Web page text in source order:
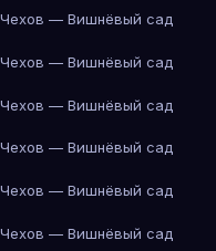
Чехов — Вишнёвый сад
Чехов — Вишнёвый сад
Чехов — Вишнёвый сад
Чехов — Вишнёвый сад
Чехов — Вишнёвый сад
Чехов — Вишнёвый сад